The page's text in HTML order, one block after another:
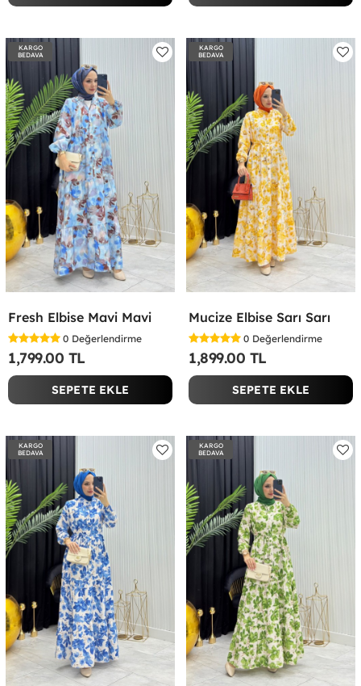
KARGO
BEDAVA
Fresh Elbise Mavi Mavi
0 Değerlendirme
1,799.00 TL
SEPETE EKLE
KARGO
BEDAVA
Mucize Elbise Sarı Sarı
0 Değerlendirme
1,899.00 TL
SEPETE EKLE
KARGO
BEDAVA
KARGO
BEDAVA